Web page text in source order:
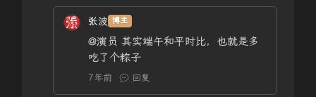
张波 博主
@演员 其实端午和平时比，也就是多
吃了个粽子
7年前 回复